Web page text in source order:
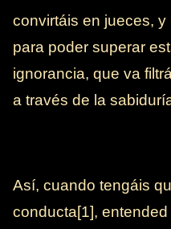
convirtáis en jueces,
para poder superar
ignorancia, que va
a través de la
Así, cuando tengáis
conducta[1],